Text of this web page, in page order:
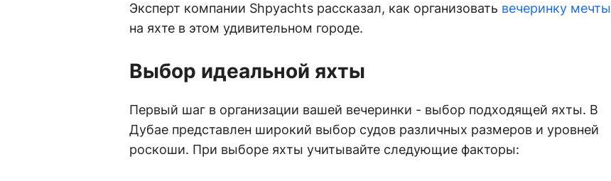
Эксперт компании Shpyachts рассказал, как организовать вечеринку мечты
на яхте в этом удивительном городе.
Выбор идеальной яхты
Первый шаг в организации вашей вечеринки - выбор подходящей яхты. В
Дубае представлен широкий выбор судов различных размеров и уровней
роскоши. При выборе яхты учитывайте следующие факторы: